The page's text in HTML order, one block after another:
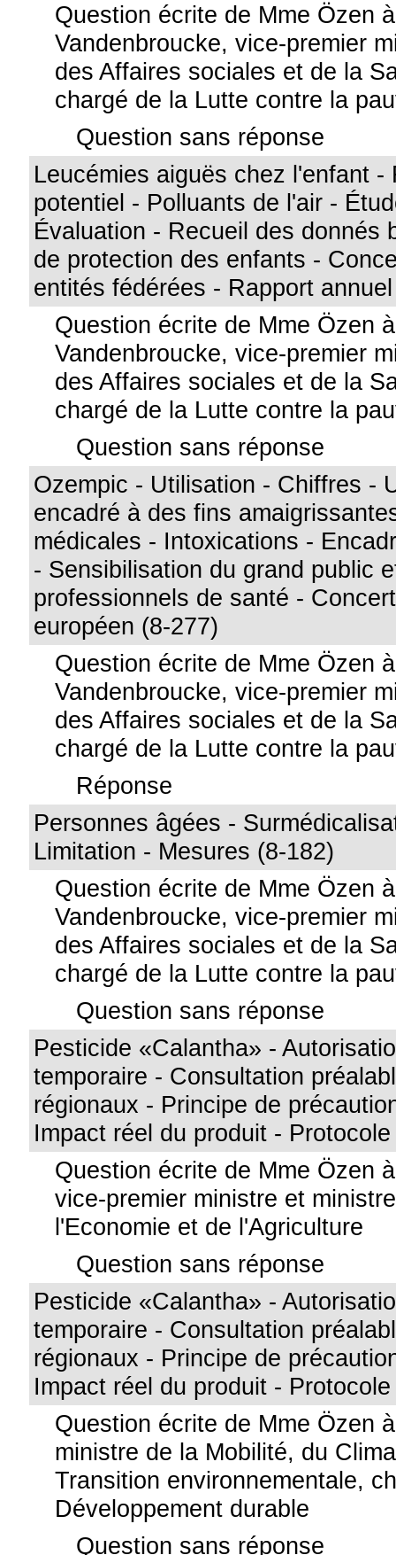
Question écrite de Mme Özen
Vandenbroucke, vice-premier
des Affaires sociales et de la
chargé de la Lutte contre la
Question sans réponse
Leucémies aiguës chez l'enfant -
potentiel - Polluants de l'air -
Évaluation - Recueil des donnés
de protection des enfants -
entités fédérées - Rapport
Question écrite de Mme Özen
Vandenbroucke, vice-premier
des Affaires sociales et de la
chargé de la Lutte contre la
Question sans réponse
Ozempic - Utilisation - Chiffres -
encadré à des fins
médicales - Intoxications -
- Sensibilisation du grand public
professionnels de santé -
européen (8-277)
Question écrite de Mme Özen
Vandenbroucke, vice-premier
des Affaires sociales et de la
chargé de la Lutte contre la
Réponse
Personnes âgées -
Limitation - Mesures (8-182)
Question écrite de Mme Özen
Vandenbroucke, vice-premier
des Affaires sociales et de la
chargé de la Lutte contre la
Question sans réponse
Pesticide «Calantha» -
temporaire - Consultation
régionaux - Principe de
Impact réel du produit -
Question écrite de Mme Özen
vice-premier ministre et
l'Economie et de l'Agriculture
Question sans réponse
Pesticide «Calantha» -
temporaire - Consultation
régionaux - Principe de
Impact réel du produit -
Question écrite de Mme Özen
ministre de la Mobilité, du
Transition environnementale,
Développement durable
Question sans réponse